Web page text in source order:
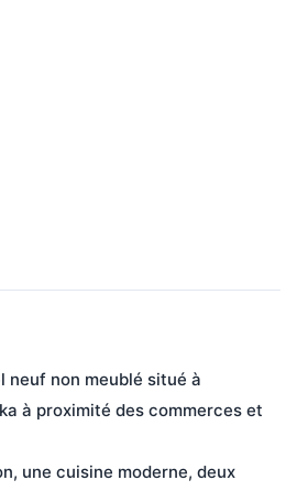
neuf non meublé situé à
à proximité des commerces et
une cuisine moderne, deux